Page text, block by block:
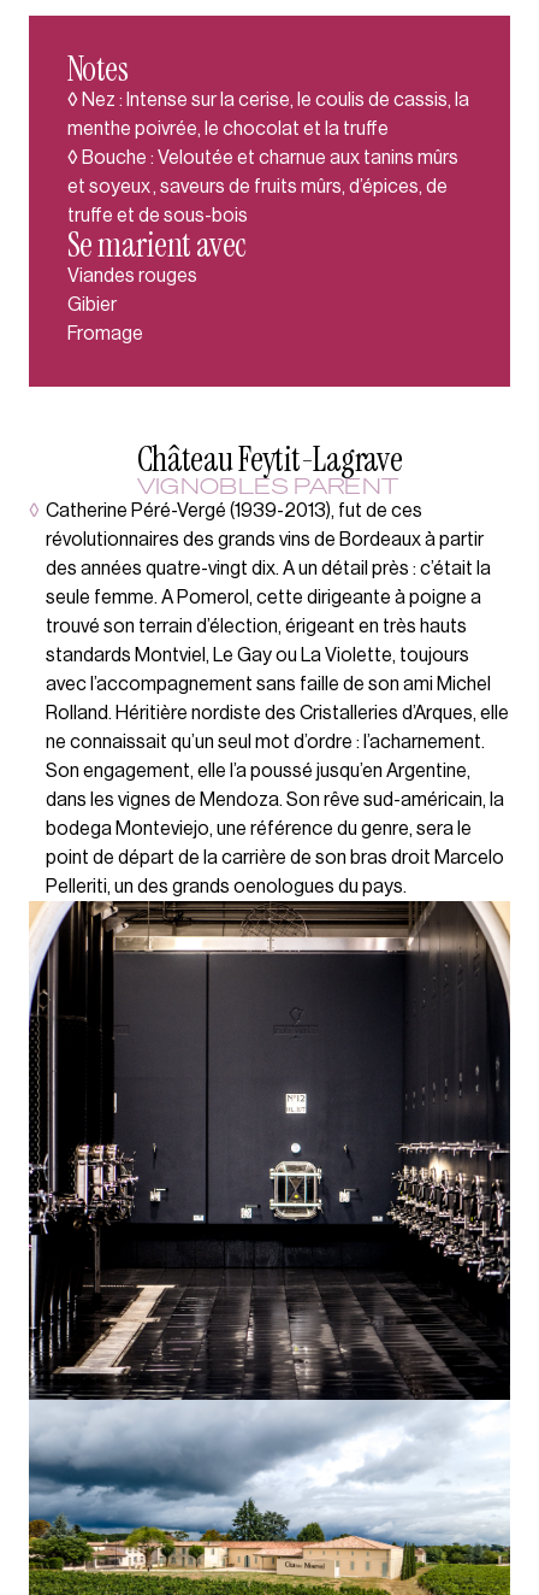
Notes
◊ Nez : Intense sur la cerise, le coulis de cassis, la
menthe poivrée, le chocolat et la truffe
◊ Bouche : Veloutée et charnue aux tanins mûrs
et soyeux , saveurs de fruits mûrs, d’épices, de
truffe et de sous-bois
Se marient avec
Viandes rouges
Gibier
Fromage
Château Feytit-Lagrave
VIGNOBLES PARENT
◊ Catherine Péré-Vergé (1939-2013), fut de ces
révolutionnaires des grands vins de Bordeaux à partir
des années quatre-vingt dix. A un détail près : c’était la
seule femme. A Pomerol, cette dirigeante à poigne a
trouvé son terrain d’élection, érigeant en très hauts
standards Montviel, Le Gay ou La Violette, toujours
avec l’accompagnement sans faille de son ami Michel
Rolland. Héritière nordiste des Cristalleries d’Arques, elle
ne connaissait qu’un seul mot d’ordre : l’acharnement.
Son engagement, elle l’a poussé jusqu’en Argentine,
dans les vignes de Mendoza. Son rêve sud-américain, la
bodega Monteviejo, une référence du genre, sera le
point de départ de la carrière de son bras droit Marcelo
Pelleriti, un des grands oenologues du pays.